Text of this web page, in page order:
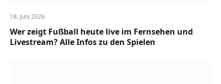
18. Juni 2026
Wer zeigt Fußball heute live im Fernsehen und
Livestream? Alle Infos zu den Spielen